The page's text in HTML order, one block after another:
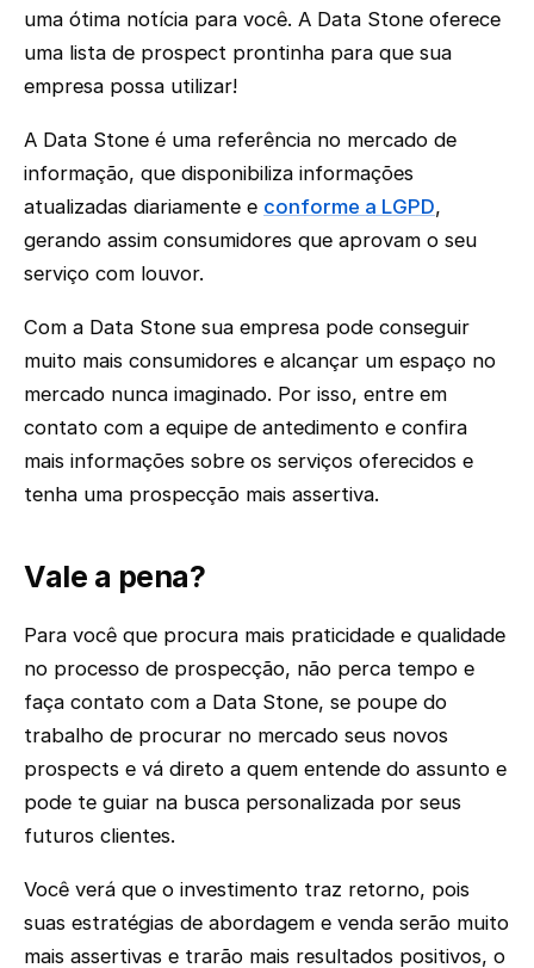
uma ótima notícia para você. A Data Stone oferece
uma lista de prospect prontinha para que sua
empresa possa utilizar!
A Data Stone é uma referência no mercado de
informação, que disponibiliza informações
atualizadas diariamente e conforme a LGPD,
gerando assim consumidores que aprovam o seu
serviço com louvor.
Com a Data Stone sua empresa pode conseguir
muito mais consumidores e alcançar um espaço no
mercado nunca imaginado. Por isso, entre em
contato com a equipe de antedimento e confira
mais informações sobre os serviços oferecidos e
tenha uma prospecção mais assertiva.
Vale a pena?
Para você que procura mais praticidade e qualidade
no processo de prospecção, não perca tempo e
faça contato com a Data Stone, se poupe do
trabalho de procurar no mercado seus novos
prospects e vá direto a quem entende do assunto e
pode te guiar na busca personalizada por seus
futuros clientes.
Você verá que o investimento traz retorno, pois
suas estratégias de abordagem e venda serão muito
mais assertivas e trarão mais resultados positivos, o